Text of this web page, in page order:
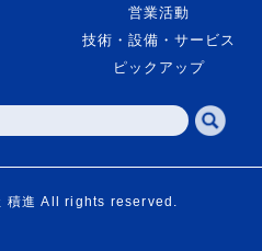
営業活動
技術・設備・サービス
ピックアップ
積進 All rights reserved.